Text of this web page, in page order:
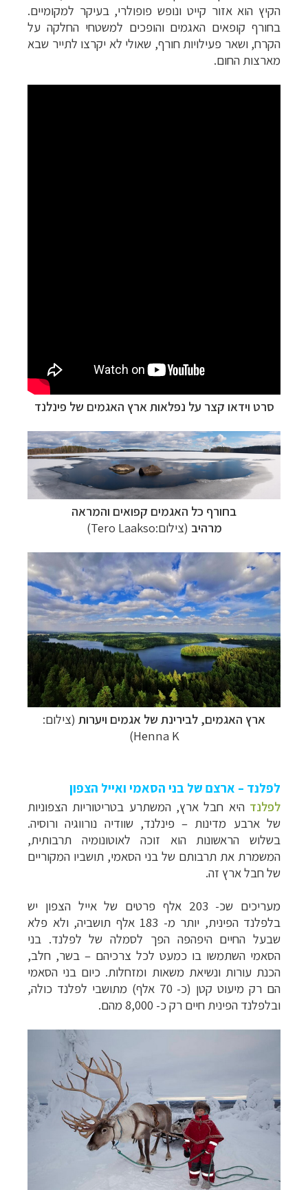
הקיץ הוא אזור קייט ונופש פופולרי, בעיקר למקומיים.
בחורף קופאים האגמים והופכים למשטחי החלקה על
הקרח, ושאר פעילויות חורף, שאולי לא יקרצו לתייר שבא
מארצות החום.
סרט וידאו קצר על נפלאות ארץ האגמים של פינלנד
בחורף כל האגמים קפואים והמראה
מרהיב (צילום:Tero Laakso)
ארץ האגמים, לבירינת של אגמים ויערות (צילום:
Henna K)
לפלנד – ארצם של בני הסאמי ואייל הצפון
לפלנד היא חבל ארץ, המשתרע בטריטוריות הצפוניות
של ארבע מדינות – פינלנד, שוודיה נורווגיה ורוסיה.
בשלוש הראשונות הוא זוכה לאוטונומיה תרבותית,
המשמרת את תרבותם של בני הסאמי, תושביו המקוריים
של חבל ארץ זה.
מעריכים שכ- 203 אלף פרטים של אייל הצפון יש
בלפלנד הפינית, יותר מ- 183 אלף תושביה, ולא פלא
שבעל החיים היפהפה הפך לסמלה של לפלנד. בני
הסאמי השתמשו בו כמעט לכל צרכיהם – בשר, חלב,
הכנת עורות ונשיאת משאות ומזחלות. כיום בני הסאמי
הם רק מיעוט קטן (כ- 70 אלף) מתושבי לפלנד כולה,
ובלפלנד הפינית חיים רק כ- 8,000 מהם.
קרוזים והפלגות נופש
לחצו לרשימת היעדים »
תכנון טיולים למדינות אירופה
תכנוןטיולים לאמריקה הצפונית לחצו לרשימת
היעדים »